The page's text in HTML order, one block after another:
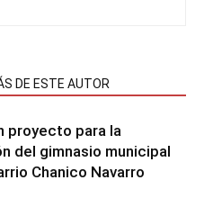
DE ESTE AUTOR
proyecto para la
del gimnasio municipal
Chanico Navarro